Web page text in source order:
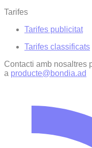
Tarifes
Tarifes publicitat
Tarifes classificats
Contacti amb nosaltres
a producte@bondia.ad